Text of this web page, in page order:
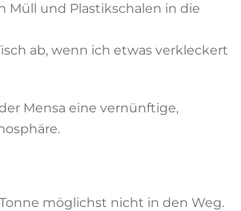
Müll und Plastikschalen in die
ab, wenn ich etwas verkleckert
Mensa eine vernünftige,
möglichst nicht in den Weg.